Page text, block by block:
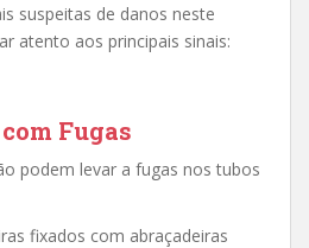
suspeitas de danos neste
atento aos principais sinais:
Fugas
podem levar a fugas nos tubos
fixados com abraçadeiras